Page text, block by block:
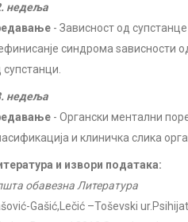
недеља
- Зависност од супстанце
синдрома ѕависности
супстанци.
недеља
- Органски ментални
и клиничка слика
и извори података:
обавезна Литература
Gašić,Lečić –Toševski